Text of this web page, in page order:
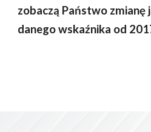
zobaczą Państwo zmianę
danego wskaźnika od